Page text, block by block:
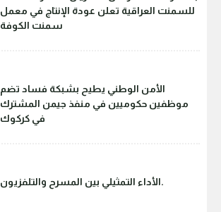
للسمنت العراقية تعلن عودة الإنتاج في معمل
سمنت الكوفة
الأمن الوطني يطيح بشبكة فساد تضم
موظفين حكوميين في منفذ جيمن المشترك
في كركوك
الأداء التمثيلي بين المسرح والتلفزيون.